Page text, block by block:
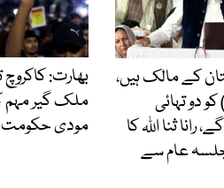
کے مالک ہیں،
دو تہائی
رانا ثنا اللہ کا
عام سے
بھارت:
ملک گیر مہم
مودی حکومت